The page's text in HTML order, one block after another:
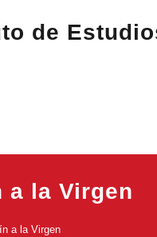
Cabreireses
a la Virgen
a la Virgen